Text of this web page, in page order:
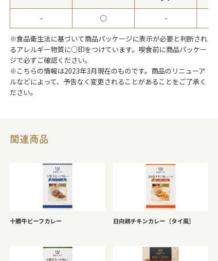
- ○ -
※食品衛生法に基づいて商品パッケージに表示が必要と判断され
るアレルギー物質に○印をつけています。喫食前に商品パッケー
ジで必ずご確認ください。
※こちらの情報は2023年3月現在のものです。商品のリニューア
ルなどによって、予告なく変更されることがあることをご了承く
ださい。
関連商品
十勝牛ビーフカレー 日向鶏チキンカレー［タイ風］